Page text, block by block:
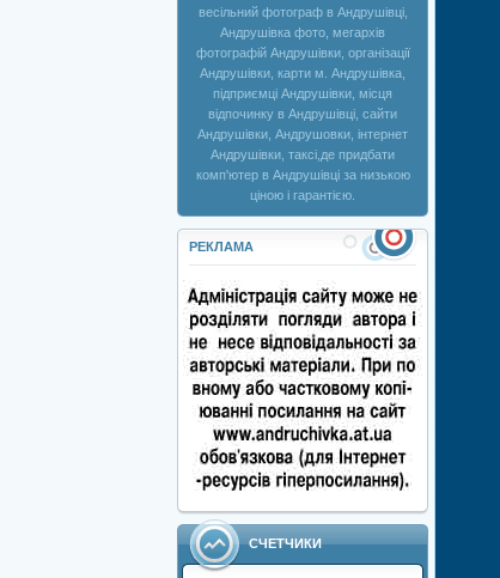
весільний фотограф в Андрушівці,
Андрушівка фото, мегархів
фотографій Андрушівки, організації
Андрушівки, карти м. Андрушівка,
підприємці Андрушівки, місця
відпочинку в Андрушівці, сайти
Андрушівки, Андрушовки, інтернет
Андрушівки, таксі,де придбати
комп'ютер в Андрушівці за низькою
ціною і гарантією.
РЕКЛАМА
СЧЕТЧИКИ